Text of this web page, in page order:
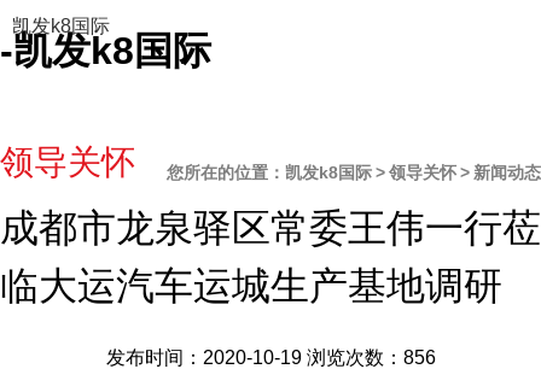
-凯发k8国际
凯发k8国际
领导关怀 您所在的位置： 凯发k8国际>领导关怀> 新闻动态
成都市龙泉驿区常委王伟一行莅
临大运汽车运城生产基地调研
发布时间：2020-10-19 浏览次数：856